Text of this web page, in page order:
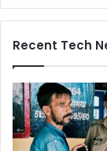
Recent Tech